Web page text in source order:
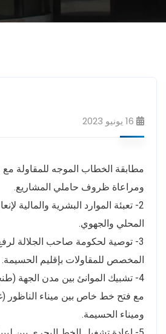
16 يونيو 2023
مطابقة الخطاب الموجه للمقاولة مع
ومراعاة ظروف حاملي المشاريع.
2- تعبئة الموارد البشرية والمالية
المحلي والجهوي.
3- توصية لحكومة صاحب الجلالة
المخصص للمقاولات بإقليم الحسيمة.
4- تشبيك الموانئ بين مدن الجهة
مع فتح خط خاص بين ميناء
وميناء الحسيمة.